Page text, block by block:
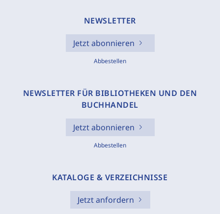
NEWSLETTER
Jetzt abonnieren
Abbestellen
NEWSLETTER FÜR BIBLIOTHEKEN UND DEN
BUCHHANDEL
Jetzt abonnieren
Abbestellen
KATALOGE & VERZEICHNISSE
Jetzt anfordern